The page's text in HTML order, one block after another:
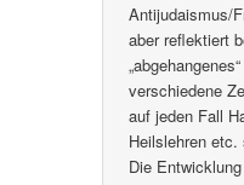
Antijudaismus/
aber reflektiert
verschiedene
auf jeden Fall
Heilslehren etc.
Die